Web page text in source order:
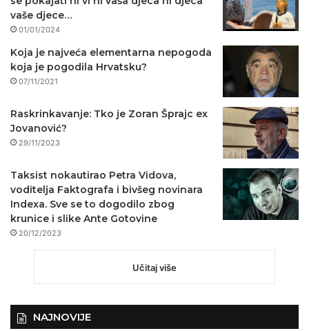
vaše djece…
01/01/2024
Koja je najveća elementarna nepogoda
koja je pogodila Hrvatsku?
07/11/2021
Raskrinkavanje: Tko je Zoran Šprajc ex
Jovanović?
29/11/2023
Taksist nokautirao Petra Vidova,
voditelja Faktografa i bivšeg novinara
Indexa. Sve se to dogodilo zbog
krunice i slike Ante Gotovine
20/12/2023
Učitaj više
NAJNOVIJE